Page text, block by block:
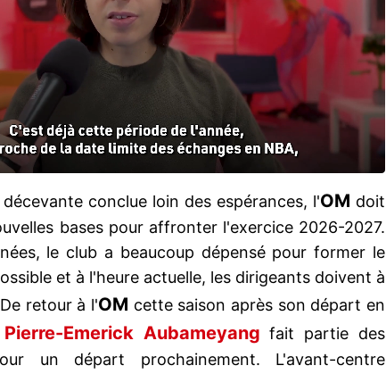
conclue loin des espérances, l'OM doit
bases pour affronter l'exercice 2026-2027.
le club a beaucoup dépensé pour former le
et à l'heure actuelle, les dirigeants doivent à
retour à l'OM cette saison après son départ en
Pierre-Emerick Aubameyang fait partie des
un départ prochainement. L'avant-centre